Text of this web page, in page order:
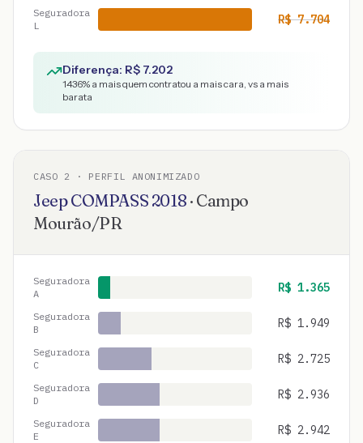
Seguradora
L
R$7.704
Diferença: R$ 7.202
1436% a mais quem contratou a mais cara, vs a mais
barata
CASO 2 · PERFIL ANONIMIZADO
JeepCOMPASS 2018 · Campo
Mourão/PR
Seguradora
A
R$ 1.365
Seguradora
B
R$ 1.949
Seguradora
C
R$ 2.725
Seguradora
D
R$ 2.936
Seguradora
E
R$ 2.942